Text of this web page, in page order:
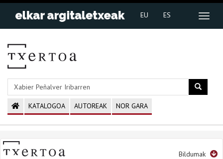
EU ES
KATALOGOA AUTOREAK NOR GARA
Bildumak